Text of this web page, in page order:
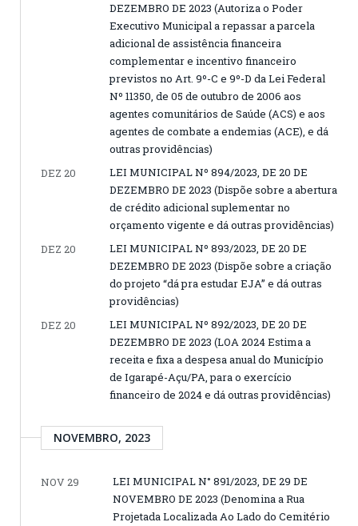
DEZEMBRO DE 2023 (Autoriza o Poder
Executivo Municipal a repassar a parcela
adicional de assistência financeira
complementar e incentivo financeiro
previstos no Art. 9º-C e 9º-D da Lei Federal
Nº 11350, de 05 de outubro de 2006 aos
agentes comunitários de Saúde (ACS) e aos
agentes de combate a endemias (ACE), e dá
outras providências)
DEZ 20
LEI MUNICIPAL Nº 894/2023, DE 20 DE
DEZEMBRO DE 2023 (Dispõe sobre a abertura
de crédito adicional suplementar no
orçamento vigente e dá outras providências)
DEZ 20
LEI MUNICIPAL Nº 893/2023, DE 20 DE
DEZEMBRO DE 2023 (Dispõe sobre a criação
do projeto “dá pra estudar EJA” e dá outras
providências)
DEZ 20
LEI MUNICIPAL Nº 892/2023, DE 20 DE
DEZEMBRO DE 2023 (LOA 2024 Estima a
receita e fixa a despesa anual do Município
de Igarapé-Açu/PA, para o exercício
financeiro de 2024 e dá outras providências)
NOVEMBRO, 2023
NOV 29
LEI MUNICIPAL N° 891/2023, DE 29 DE
NOVEMBRO DE 2023 (Denomina a Rua
Projetada Localizada Ao Lado do Cemitério